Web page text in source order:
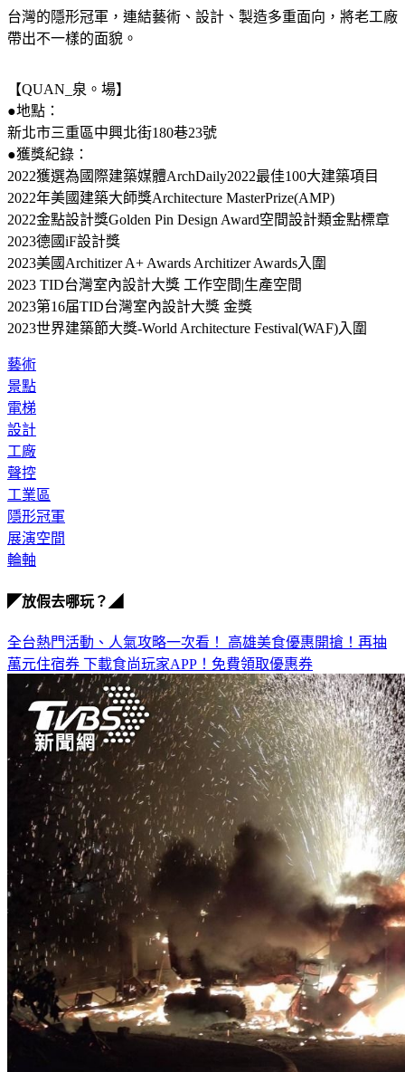
台灣的隱形冠軍，連結藝術、設計、製造多重面向，將老工廠
【QUAN_泉。場】
●地點：
新北市三重區中興北街180巷23號
●獲獎紀錄：
2022獲選為國際建築媒體ArchDaily2022最佳100大建築項目
2022年美國建築大師獎Architecture MasterPrize(AMP)
2022金點設計獎Golden Pin Design Award空間設計類金點標章
2023德國iF設計獎
2023美國Architizer A+ Awards Architizer Awards入圍
2023 TID台灣室內設計大獎 工作空間|生產空間
2023第16届TID台灣室內設計大獎 金獎
藝術
景點
電梯
設計
工廠
聲控
工業區
隱形冠軍
展演空間
全台熱門活動、人氣攻略一次看！高雄美食優惠開搶！再抽
萬元住宿券下載食尚玩家APP！免費領取優惠券